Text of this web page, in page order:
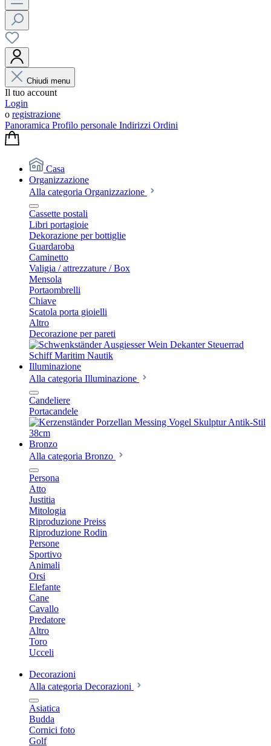
Chiudi menu
Il tuo account
Login
o registrazione
Panoramica Profilo personale Indirizzi Ordini
Casa
Organizzazione
Alla categoria Organizzazione
Cassette postali
Libri portagioie
Dekorazione per bottiglie
Guardaroba
Caminetto
Valigia / attrezzature / Box
Mensola
Portaombrelli
Chiave
Scatola porta gioielli
Altro
Decorazione per pareti
Illuminazione
Alla categoria Illuminazione
Candeliere
Portacandele
Bronzo
Alla categoria Bronzo
Persona
Atto
Justitia
Mitologia
Riproduzione Preiss
Riproduzione Rodin
Persone
Sportivo
Animali
Orsi
Elefante
Cane
Cavallo
Predatore
Altro
Toro
Ucceli
Decorazioni
Alla categoria Decorazioni
Asiatica
Budda
Cornici foto
Golf